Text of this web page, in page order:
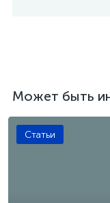
Может быть
Статьи